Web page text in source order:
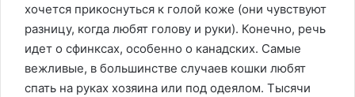
хочется прикоснуться к голой коже (они чувствуют
разницу, когда любят голову и руки). Конечно, речь
идет о сфинксах, особенно о канадских. Самые
вежливые, в большинстве случаев кошки любят
спать на руках хозяина или под одеялом. Тысячи